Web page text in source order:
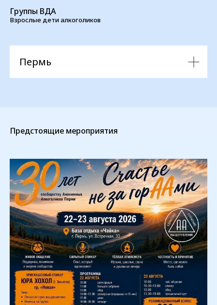
Группы ВДА
Взрослые дети алкоголиков
Пермь
Предстоящие мероприятия